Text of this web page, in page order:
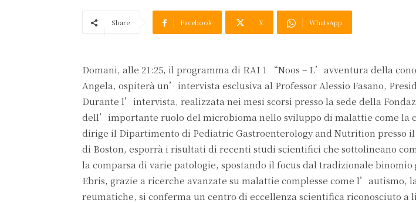
Share Facebook X WhatsApp
Domani, alle 21:25, il programma di RAI 1 “Noos – L’avventura della
Angela, ospiterà un’intervista esclusiva al Professor Alessio Fasano,
Durante l’intervista, realizzata nei mesi scorsi presso la sede della
dell’importante ruolo del microbioma nello sviluppo di malattie come la
dirige il Dipartimento di Pediatric Gastroenterology and Nutrition presso
di Boston, esporrà i risultati di recenti studi scientifici che sottolineano
la comparsa di varie patologie, spostando il focus dal tradizionale
Ebris, grazie a ricerche avanzate su malattie complesse come l’autismo,
reumatiche, si conferma un centro di eccellenza scientifica riconosciuto